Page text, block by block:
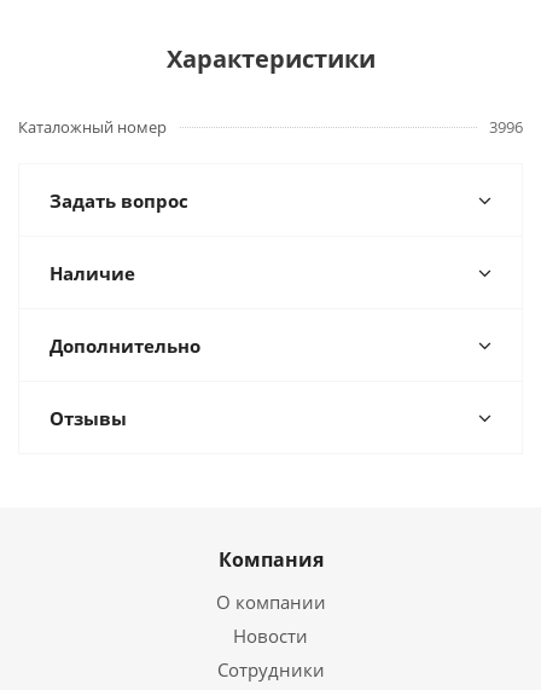
Характеристики
Каталожный номер 3996
Задать вопрос
Наличие
Дополнительно
Отзывы
Компания
О компании
Новости
Сотрудники